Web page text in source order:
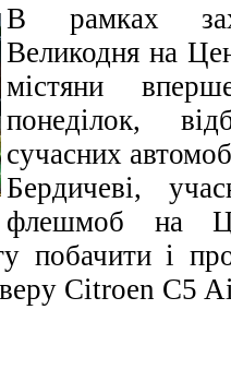
В рамках
Великодня на
містяни
понеділок,
сучасних
Бердичеві,
флешмоб на
побачити і
Citroen C5